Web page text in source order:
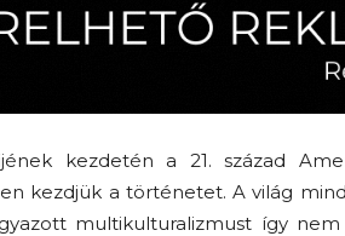
kezdetén a 21. század
kezdjük a történetet. A világ
multikulturalizmust így